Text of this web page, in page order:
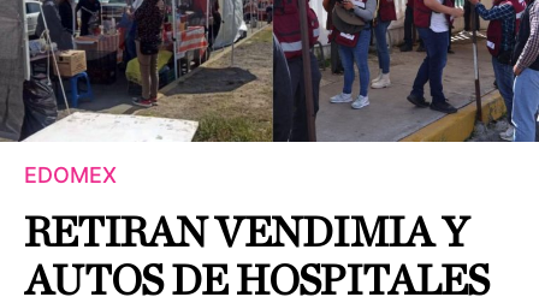
EDOMEX
RETIRAN VENDIMIA Y
AUTOS DE HOSPITALES